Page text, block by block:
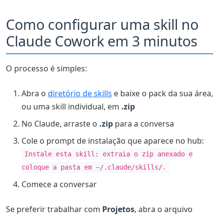
Como configurar uma skill no
Claude Cowork em 3 minutos
O processo é simples:
Abra o diretório de skills e baixe o pack da sua área,
ou uma skill individual, em .zip
No Claude, arraste o .zip para a conversa
Cole o prompt de instalação que aparece no hub:
Instale esta skill: extraia o zip anexado e
coloque a pasta em ~/.claude/skills/.
Comece a conversar
Se preferir trabalhar com Projetos, abra o arquivo